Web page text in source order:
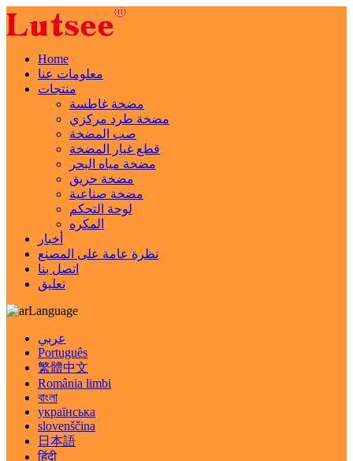
Home
معلومات عنا
منتجات
مضخة غاطسة
مضخة طرد مركزي
صب المضخة
قطع غيار المضخة
مضخة مياه البحر
مضخة حريق
مضخة صناعية
لوحة التحكم
المكره
أخبار
نظرة عامة على المصنع
اتصل بنا
تعليق
Language
عربي
Português
繁體中文
România limbi
বাংলা
українська
slovenščina
日本語
हिंदी